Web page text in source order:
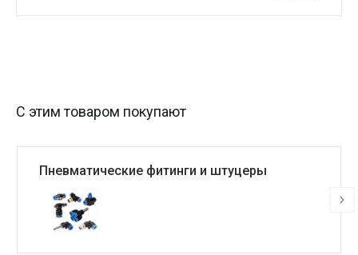
С этим товаром покупают
Пневматические фитинги и штуцеры